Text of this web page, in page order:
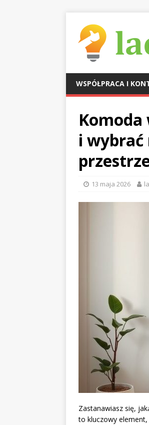
WSPÓŁPRACA I
i wybrać
13 maja 2026
Zastanawiasz się,
to kluczowy